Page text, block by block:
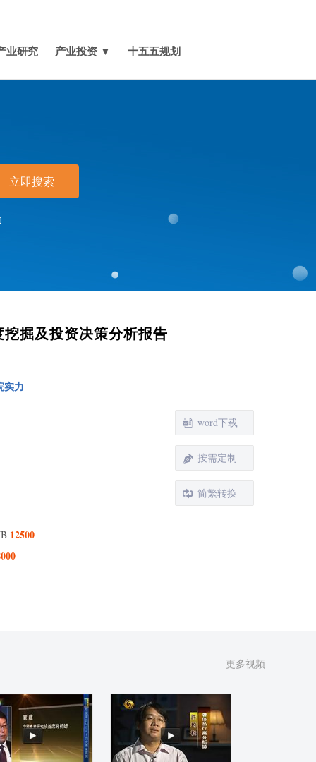
业研究 产业投资 ▼ 十五五规划
立即搜索
掘及投资决策分析报告
实力
12500
word下载
按需定制
简繁转换
更多视频
球功能食品行业发展历程
球功能食品市场规模体量
国功能食品行业发展历程
国功能食品市场主体分析
能食品OEM/ODM/OBM